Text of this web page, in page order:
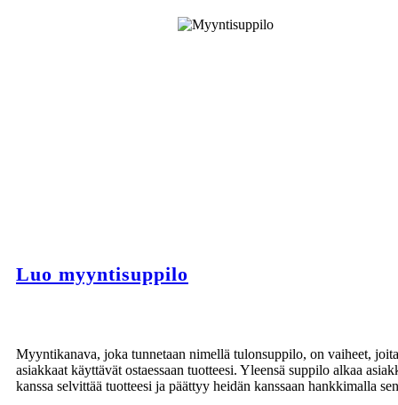
Luo myyntisuppilo
Myyntikanava, joka tunnetaan nimellä tulonsuppilo, on vaiheet, joita
asiakkaat käyttävät ostaessaan tuotteesi. Yleensä suppilo alkaa
kanssa selvittää tuotteesi ja päättyy heidän kanssaan hankkimalla